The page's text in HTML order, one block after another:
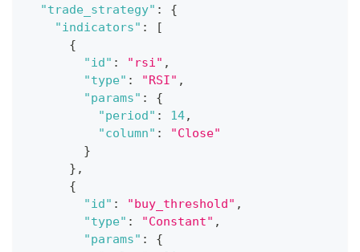
"trade_strategy" :
{
"indicators" :
[
{
"id" : "rsi" ,
"type" : "RSI" ,
"params" :
{
"period" : 14,
"column" :
"Close"
}
} ,
{
"id" : "buy_threshold" ,
"type" : "Constant" ,
"params" :
{